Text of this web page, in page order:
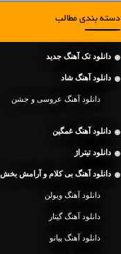
دسته بندی مطالب
دانلود تک آهنگ جدید
دانلود آهنگ شاد
دانلود آهنگ عروسی و جشن
دانلود آهنگ غمگین
دانلود تیتراژ
دانلود آهنگ بی کلام و آرامش بخش
دانلود آهنگ ویولن
دانلود آهنگ گیتار
دانلود آهنگ پیانو